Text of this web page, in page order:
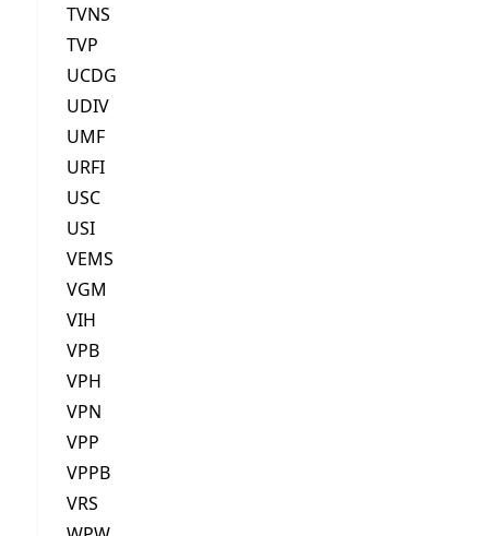
TVNS
TVP
UCDG
UDIV
UMF
URFI
USC
USI
VEMS
VGM
VIH
VPB
VPH
VPN
VPP
VPPB
VRS